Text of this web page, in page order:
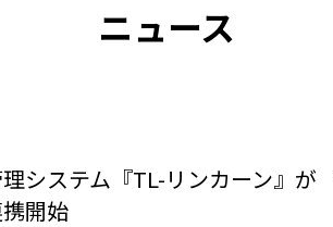
ニュース
システム『TL-リンカーン』が
開始